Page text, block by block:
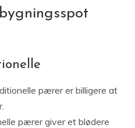
pærer er billigere at
pærer giver et blødere